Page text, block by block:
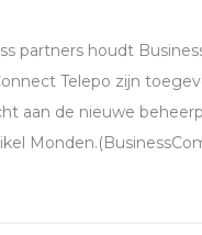
partners houdt
Telepo zijn
aan de nieuwe